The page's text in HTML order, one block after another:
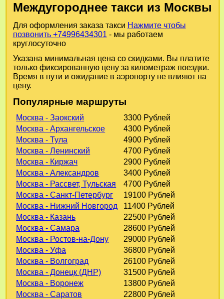
Междугороднее такси из Москвы
Для оформления заказа такси Нажмите чтобы
позвонить +74996434301 - мы работаем
круглосуточно
Указана минимальная цена со скидками. Вы платите
только фиксированную цену за километраж поездки.
Время в пути и ожидание в аэропорту не влияют на
цену.
Популярные маршруты
Москва - Заокский
3300 Рублей
Москва - Архангельское
4300 Рублей
Москва - Тула
4900 Рублей
Москва - Ленинский
4700 Рублей
Москва - Киржач
2900 Рублей
Москва - Александров
3400 Рублей
Москва - Рассвет, Тульская
4700 Рублей
Москва - Санкт-Петербург
19100 Рублей
Москва - Нижний Новгород
11400 Рублей
Москва - Казань
22500 Рублей
Москва - Самара
28600 Рублей
Москва - Ростов-на-Дону
29000 Рублей
Москва - Уфа
36800 Рублей
Москва - Волгоград
26100 Рублей
Москва - Донецк (ДНР)
31500 Рублей
Москва - Воронеж
13800 Рублей
Москва - Саратов
22800 Рублей